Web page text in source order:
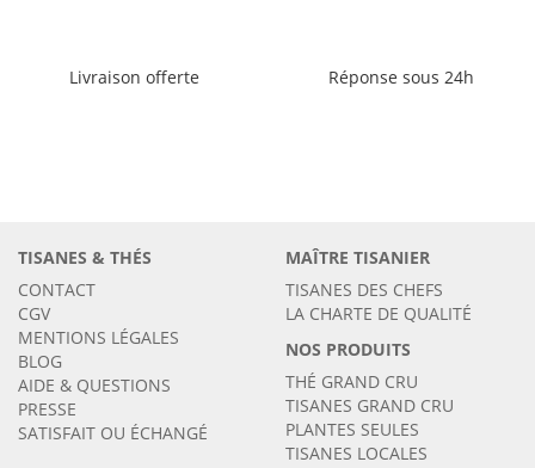
Livraison offerte Réponse sous 24h
TISANES & THÉS
CONTACT
CGV
MENTIONS LÉGALES
BLOG
AIDE & QUESTIONS
PRESSE
SATISFAIT OU ÉCHANGÉ
MAÎTRE TISANIER
TISANES DES CHEFS
LA CHARTE DE QUALITÉ
NOS PRODUITS
THÉ GRAND CRU
TISANES GRAND CRU
PLANTES SEULES
TISANES LOCALES